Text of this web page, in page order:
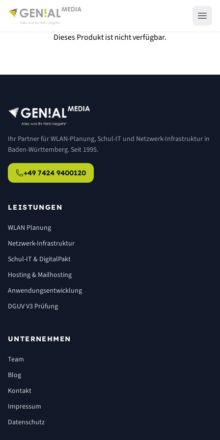
Dieses Produkt ist nicht verfügbar.
Ihr Partner für WLAN-Planung, Schul-IT und Netzwerk-Infrastruktur in
Baden-Württemberg. Seit 1995.
+49 7424 9400120
LEISTUNGEN
WLAN Planung
Netzwerk-Infrastruktur
Schul-IT & DigitalPakt
Hosting & Mailhosting
Anwendungsentwicklung
DGUV V3 Prüfung
UNTERNEHMEN
Team
Blog
Kontakt
Impressum
Datenschutz